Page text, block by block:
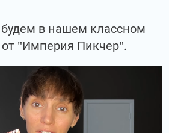
в нашем классном
от "Империя Пикчер".